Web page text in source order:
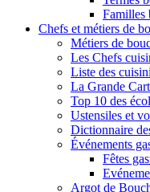
Familles
Chefs et métiers de
Métiers de
Les Chefs
Liste des
La Grande
Top 10 des
Ustensiles et
Dictionnaire
Événements
Fêtes
Argot de